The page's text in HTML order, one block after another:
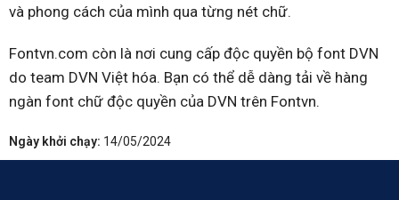
và phong cách của mình qua từng nét chữ.
Fontvn.com còn là nơi cung cấp độc quyền bộ font DVN
do team DVN Việt hóa. Bạn có thể dễ dàng tải về hàng
ngàn font chữ độc quyền của DVN trên Fontvn.
Ngày khởi chạy: 14/05/2024